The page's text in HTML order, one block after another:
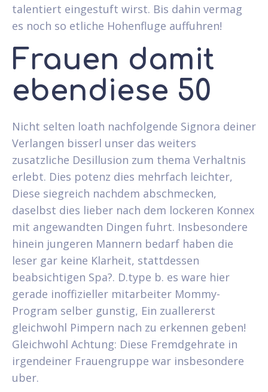
talentiert eingestuft wirst. Bis dahin vermag
es noch so etliche Hohenfluge auffuhren!
Frauen damit
ebendiese 50
Nicht selten loath nachfolgende Signora deiner
Verlangen bisserl unser das weiters
zusatzliche Desillusion zum thema Verhaltnis
erlebt. Dies potenz dies mehrfach leichter,
Diese siegreich nachdem abschmecken,
daselbst dies lieber nach dem lockeren Konnex
mit angewandten Dingen fuhrt. Insbesondere
hinein jungeren Mannern bedarf haben die
leser gar keine Klarheit, stattdessen
beabsichtigen Spa?. D.type b. es ware hier
gerade inoffizieller mitarbeiter Mommy-
Program selber gunstig, Ein zuallererst
gleichwohl Pimpern nach zu erkennen geben!
Gleichwohl Achtung: Diese Fremdgehrate in
irgendeiner Frauengruppe war insbesondere
uber.